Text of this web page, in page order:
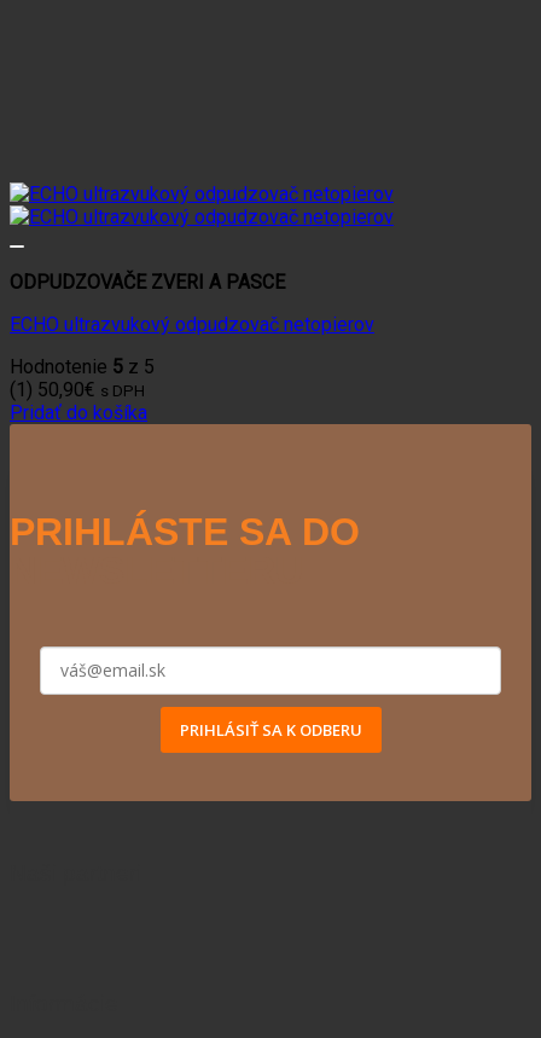
ODPUDZOVAČE ZVERI A PASCE
ECHO ultrazvukový odpudzovač netopierov
Hodnotenie 5 z 5
(1) 50,90€ s DPH
Pridať do košíka
PRIHLÁSTE SA DO
PRIHLÁSIŤ SA K ODBERU